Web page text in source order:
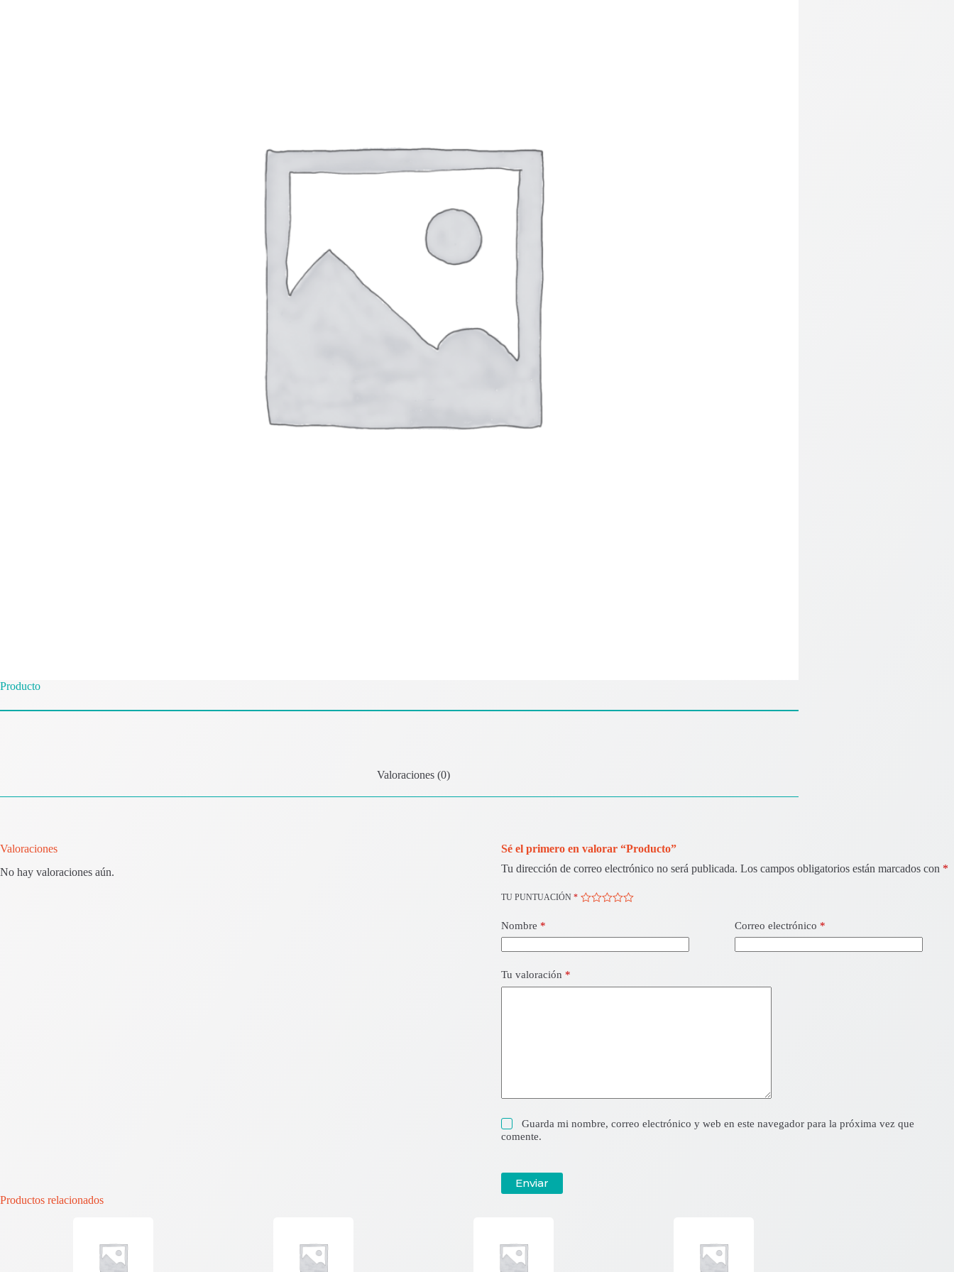
Producto
Valoraciones (0)
Valoraciones
No hay valoraciones aún.
Sé el primero en valorar “Producto”
Tu dirección de correo electrónico no será publicada. Los campos obligatorios están marcados con *
TU PUNTUACIÓN *
Nombre * Correo electrónico *
Tu valoración *
Guarda mi nombre, correo electrónico y web en este navegador para la próxima vez que
comente.
Enviar
Productos relacionados